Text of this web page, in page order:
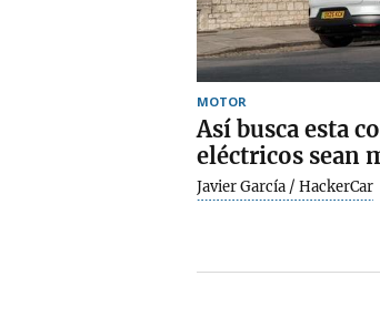
MOTOR
Así busca esta
eléctricos sean
Javier García / HackerCar